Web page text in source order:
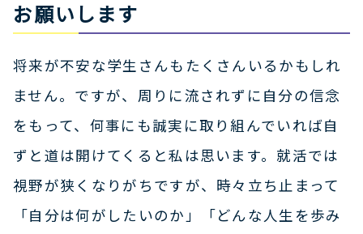
お願いします
将来が不安な学生さんもたくさんいるかもしれ
ません。ですが、周りに流されずに自分の信念
をもって、何事にも誠実に取り組んでいれば自
ずと道は開けてくると私は思います。就活では
視野が狭くなりがちですが、時々立ち止まって
「自分は何がしたいのか」「どんな人生を歩み